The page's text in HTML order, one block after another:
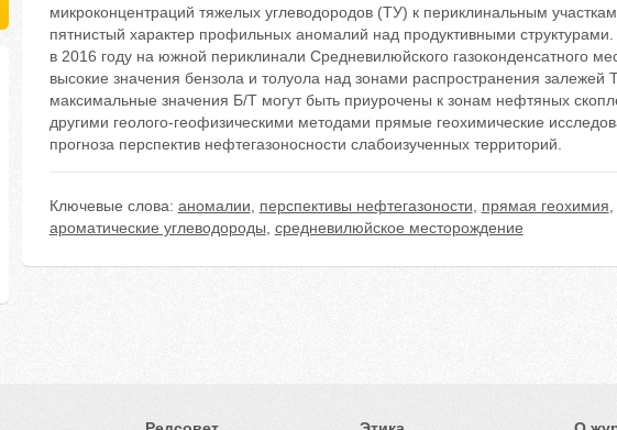
микроконцентраций тяжелых углеводородов (ТУ) к периклинальным
пятнистый характер профильных аномалий над продуктивными
в 2016 году на южной периклинали Средневилюйского газоконденсатного
высокие значения бензола и толуола над зонами распространения
максимальные значения Б/Т могут быть приурочены к зонам нефтяных
другими геолого-геофизическими методами прямые геохимические
прогноза перспектив нефтегазоносности слабоизученных территорий.
Ключевые слова: аномалии перспективы нефтегазоности прямая геохимия
ароматические углеводороды средневилюйское месторождение